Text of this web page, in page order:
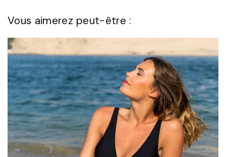
Vous aimerez peut-être :